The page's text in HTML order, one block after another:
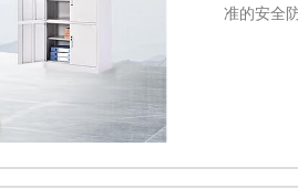
准的安全